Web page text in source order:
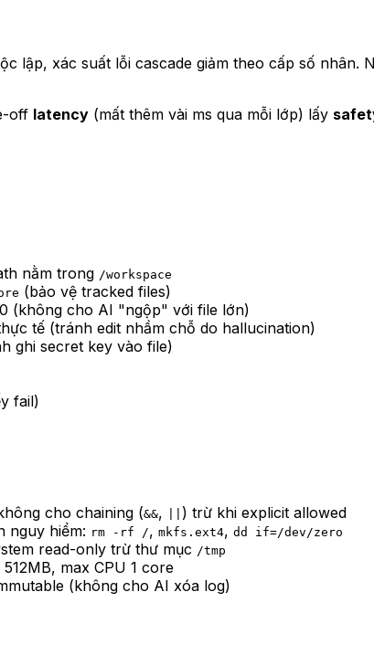
lập, xác suất lỗi cascade giảm theo cấp số
off latency (mất thêm vài ms qua mỗi lớp) lấy
nằm trong /workspace
(bảo vệ tracked files)
(không cho AI "ngộp" với file lớn)
tế (tránh edit nhầm chỗ do hallucination)
ghi secret key vào file)
fail)
cho chaining (&&,
) trừ khi explicit allowed
nguy hiểm: rm -rf /, mkfs.ext4, dd if=/dev/zero
read-only trừ thư mục /tmp
max CPU 1 core
(không cho AI xóa log)